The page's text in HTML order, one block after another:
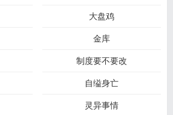
大盘鸡
金库
制度要不要改
自缢身亡
灵异事情